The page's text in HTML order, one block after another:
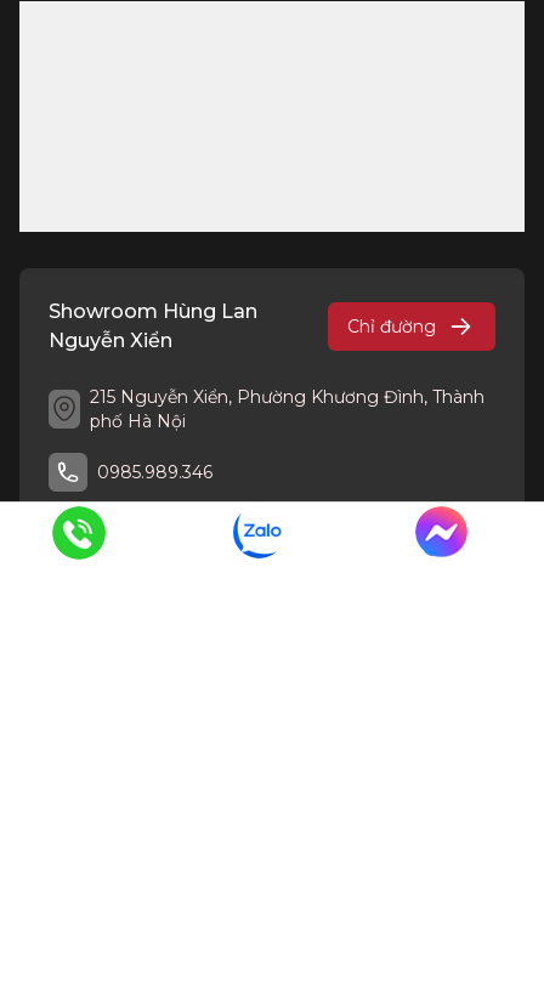
Showroom Hùng Lan
Nguyễn Xiển
Chỉ đường
215 Nguyễn Xiển, Phường Khương Đình, Thành
phố Hà Nội
0985.989.346